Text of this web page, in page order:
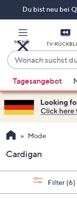
Du bist neu bei
MENÜ TV-
Wonach
suchst
du
heute?
Vorschläge
verfügbar
sind,
verwenden
Sie
Pfeiltasten
nach
und
Tagesangebot
Mode
Cardigan
Filter (6)